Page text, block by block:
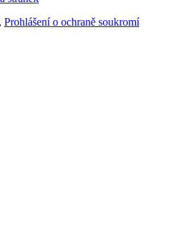
, Prohlášení o ochraně soukromí